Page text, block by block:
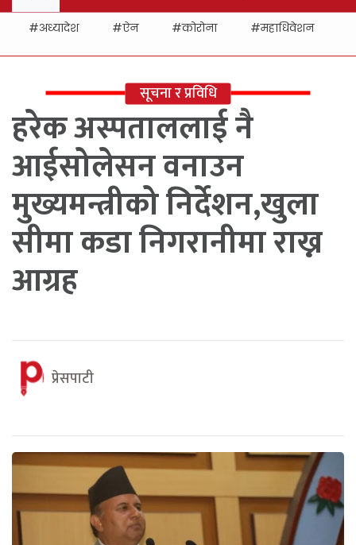
अध्यादेश ऐन कोरोना
महाधिवेशन
सूचना र प्रविधि
हरेक अस्पताललाई नै
आईसोलेसन वनाउन
मुख्यमन्त्रीको निर्देशन,खुला
सीमा कडा निगरानीमा राख्न
आग्रह
प्रेसपाटी